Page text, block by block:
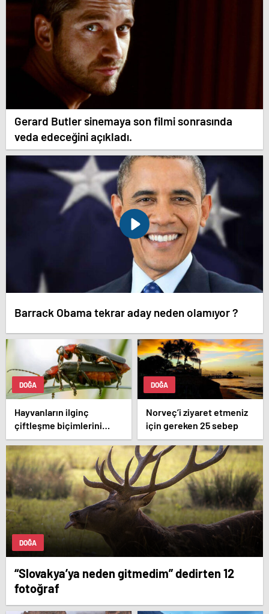
Gerard Butler sinemaya son filmi sonrasında
veda edeceğini açıkladı.
Barrack Obama tekrar aday neden olamıyor ?
DOĞA
Hayvanların ilginç
çiftleşme biçimlerini
National Geographic
görüntüledi.
DOĞA
Norveç’i ziyaret etmeniz
için gereken 25 sebep
DOĞA
“Slovakya’ya neden gitmedim” dedirten 12
fotoğraf